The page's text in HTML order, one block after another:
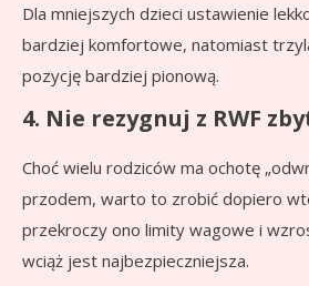
Dla mniejszych dzieci ustawienie
bardziej komfortowe, natomiast
pozycję bardziej pionową.
4. Nie rezygnuj z RWF
Choć wielu rodziców ma ochotę
przodem, warto to zrobić dopiero
przekroczy ono limity wagowe i
wciąż jest najbezpieczniejsza.